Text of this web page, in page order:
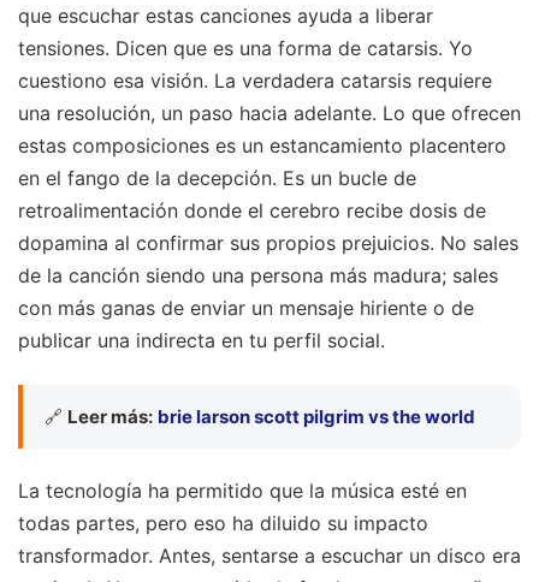
que escuchar estas canciones ayuda a liberar
tensiones. Dicen que es una forma de catarsis. Yo
cuestiono esa visión. La verdadera catarsis requiere
una resolución, un paso hacia adelante. Lo que ofrecen
estas composiciones es un estancamiento placentero
en el fango de la decepción. Es un bucle de
retroalimentación donde el cerebro recibe dosis de
dopamina al confirmar sus propios prejuicios. No sales
de la canción siendo una persona más madura; sales
con más ganas de enviar un mensaje hiriente o de
publicar una indirecta en tu perfil social.
🔗 Leer más: brie larson scott pilgrim vs the world
La tecnología ha permitido que la música esté en
todas partes, pero eso ha diluido su impacto
transformador. Antes, sentarse a escuchar un disco era